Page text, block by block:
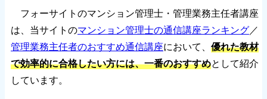
フォーサイトのマンション管理士・管理業務主任者講座
は、当サイトのマンション管理士の通信講座ランキング／
管理業務主任者のおすすめ通信講座において、 優れた教材
で効率的に合格したい方には、一番のおすすめとして紹介
しています。